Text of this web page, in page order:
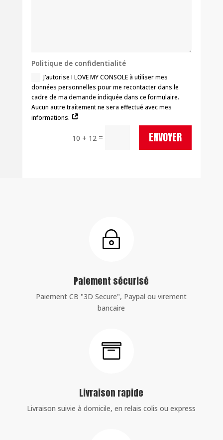
Politique de confidentialité
J’autorise I LOVE MY CONSOLE à utiliser mes
données personnelles pour me recontacter dans le
cadre de ma demande indiquée dans ce formulaire.
Aucun autre traitement ne sera effectué avec mes
informations.
10 + 12 = ENVOYER
~
Paiement sécurisé
Paiement CB "3D Secure", Paypal ou virement
bancaire

Livraison rapide
Livraison suivie à domicile, en relais colis ou express